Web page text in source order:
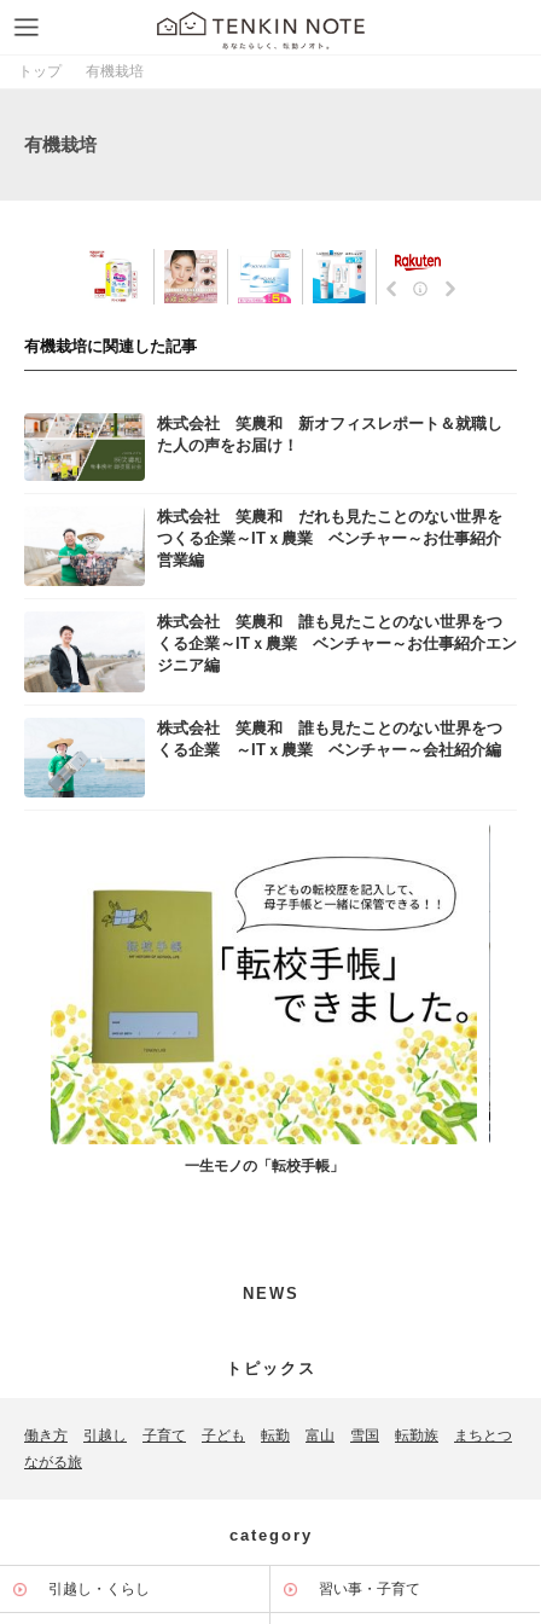
トップ 有機栽培
有機栽培
有機栽培に関連した記事
株式会社 笑農和 新オフィスレポート＆就職し
た人の声をお届け！
株式会社 笑農和 だれも見たことのない世界を
つくる企業～ITｘ農業 ベンチャー～お仕事紹介
営業編
株式会社 笑農和 誰も見たことのない世界をつ
くる企業～ITｘ農業 ベンチャー～お仕事紹介エン
ジニア編
株式会社 笑農和 誰も見たことのない世界をつ
くる企業 ～ITｘ農業 ベンチャー～会社紹介編
一生モノの「転校手帳」
NEWS
トピックス
働き方 引越し 子育て 子ども 転勤 富山 雪国 転勤族
まちとつ
ながる旅
category
引越し・くらし 習い事・子育て